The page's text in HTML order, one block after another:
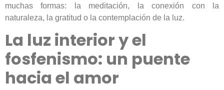
muchas formas: la meditación, la conexión con la
naturaleza, la gratitud o la contemplación de la luz.
La luz interior y el
fosfenismo: un puente
hacia el amor